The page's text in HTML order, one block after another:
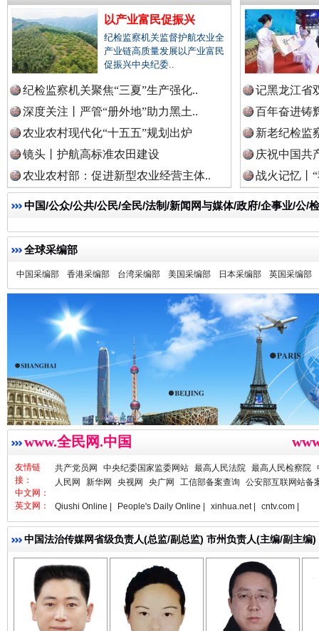
一枚“钉子”竟然扎入要害部门
雄关漫道展新颜 “
衣柜里的秘密 高速路
以产业富民促振兴
纪检监察机关监督护航农业全
产业链高质量发展以产业富民
促振兴中央纪委..
纪检监察机关聚焦“三夏”生产强化..
深度关注丨严管“册外地”助力黑土..
农业农村现代化“十五五”规划出炉
镜头丨护航高标准农田建设
农业农村部：促进新型农业经营主体..
记黑龙江省
百年奋进铸
新老纪检监
庆祝中国共
战火记忆丨
中国/公众/公共/公民/全民/法制/新闻网与媒体/政府/企事业/公/
全球采编部
中国采编部 香港采编部 台湾采编部 美国采编部 日本采编部 英国采编部
www.全民网.中国
友情链
接：
中文网：
共产党员网 中央纪委国家监委网站 最高人民法院 最高人民检察院
人民网
新华网 央视网 央广网 工信部备案查询 公安部互联网站备
英文网： Qiushi Online | People's Daily Online | xinhua.net | cntv.com |
中国法治传媒网省级负责人(总监/副总监) 市州负责人(主编/副主
李 凌 何功书